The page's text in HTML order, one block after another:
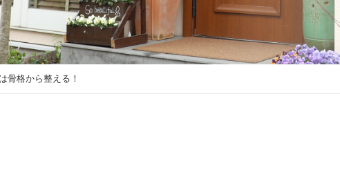
骨格から整える！